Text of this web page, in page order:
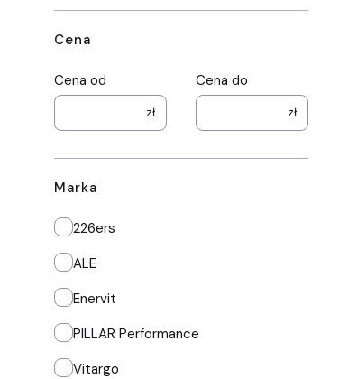
Cena
Cena od
zł
Cena do
zł
Marka
Marka226ers
ALE
Enervit
PILLAR Performance
Vitargo